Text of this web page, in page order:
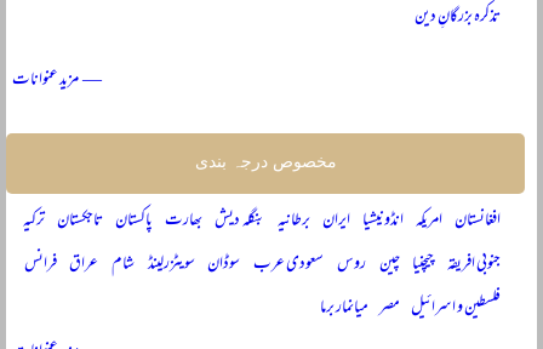
تذکرہ بزرگانِ دین
— مزید عنوانات
مخصوص درجہ بندی
افغانستان امریکہ انڈونیشیا ایران برطانیہ بنگلہ دیش بھارت پاکستان تاجکستان ترکیہ
جنوبی افریقہ چیچنیا چین روس سعودی عرب سوڈان سویٹزرلینڈ شام عراق فرانس
فلسطین و اسرائیل مصر میانمار برما